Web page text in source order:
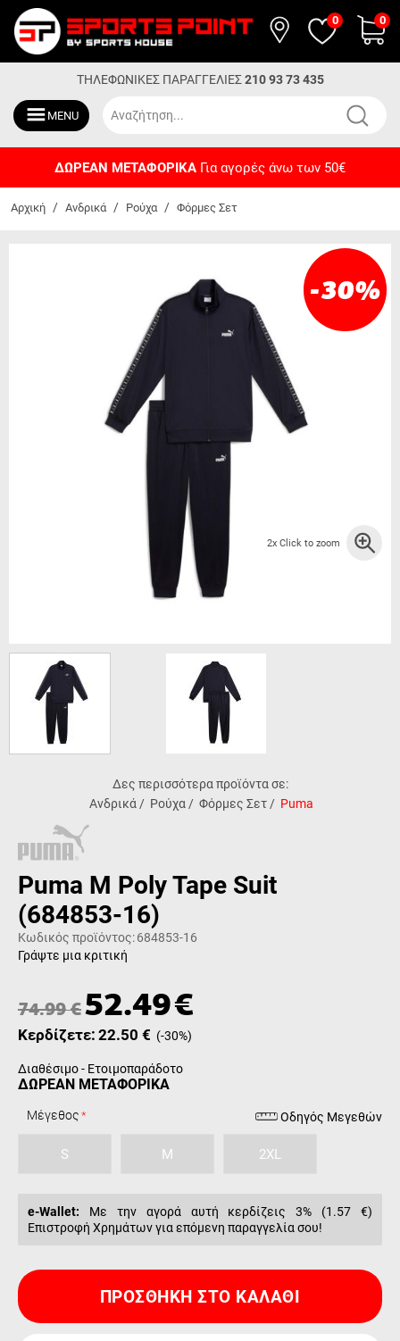
0 0
ΤΗΛΕΦΩΝΙΚΕΣ ΠΑΡΑΓΓΕΛΙΕΣ 210 93 73 435
MENU
ΔΩΡΕΑΝ ΜΕΤΑΦΟΡΙΚΑ Για αγορές άνω των 50€
Αρχική / Ανδρικά / Ρούχα / Φόρμες Σετ
-30%
2x Click to zoom
Δες περισσότερα προϊόντα σε:
Ανδρικά / Ρούχα / Φόρμες Σετ / Puma
Puma M Poly Tape Suit
(684853-16)
Κωδικός προϊόντος:684853-16
Γράψτε μια κριτική
74.99€52.49€
Κερδίζετε: 22.50 € (-30%)
Διαθέσιμο - Ετοιμοπαράδοτο
ΔΩΡΕΑΝ ΜΕΤΑΦΟΡΙΚΑ
Οδηγός Μεγεθών
Μέγεθος
S M 2XL
e-Wallet: Με την αγορά αυτή κερδίζεις 3% (1.57 €)
Επιστροφή Χρημάτων για επόμενη παραγγελία σου!
ΠΡΟΣΘΉΚΗ ΣΤΟ ΚΑΛΆΘΙ